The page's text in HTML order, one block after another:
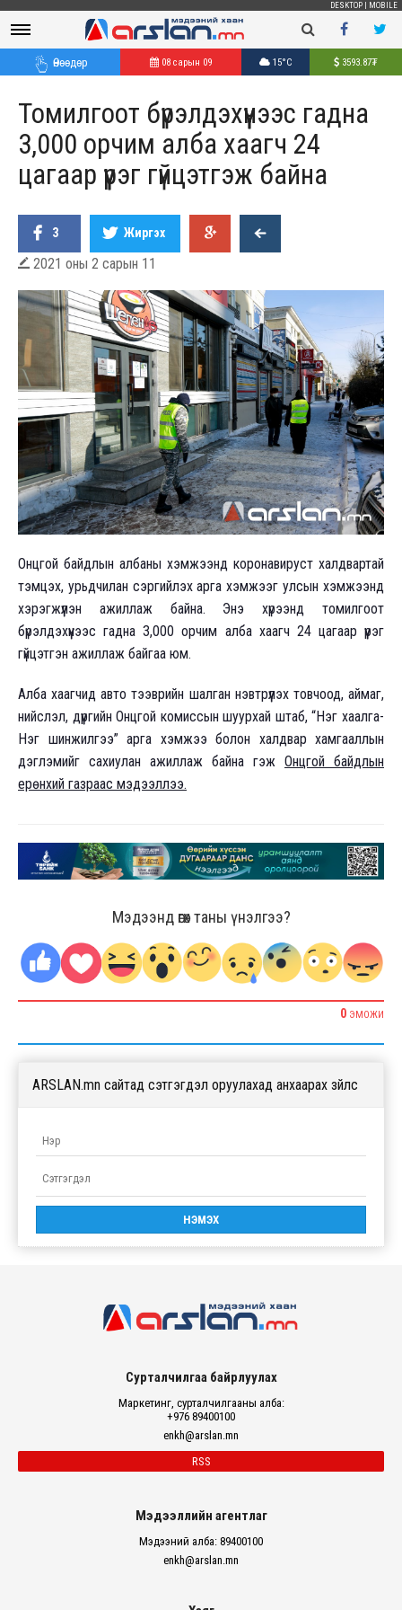
DESKTOP MOBILE
Өнөөдөр 08 сарын 09 15°C 3593.87₮
Томилгоот бүрэлдэхүүнээс гадна
3,000 орчим алба хаагч 24
цагаар үүрэг гүйцэтгэж байна
3 Жиргэх
 2021 оны 2 сарын 11
Онцгой байдлын албаны хэмжээнд коронавируст халдвартай
тэмцэх, урьдчилан сэргийлэх арга хэмжээг улсын хэмжээнд
хэрэгжүүлэн ажиллаж байна. Энэ хүрээнд томилгоот
бүрэлдэхүүнээс гадна 3,000 орчим алба хаагч 24 цагаар үүрэг
гүйцэтгэн ажиллаж байгаа юм.
Алба хаагчид авто тээврийн шалган нэвтрүүлэх товчоод, аймаг,
нийслэл, дүүргийн Онцгой комиссын шуурхай штаб, “Нэг хаалга-
Нэг шинжилгээ” арга хэмжээ болон халдвар хамгааллын
дэглэмийг сахиулан ажиллаж байна гэж Онцгой байдлын
ерөнхий газраас мэдээллээ.
Мэдээнд өгөх таны үнэлгээ?
0 ЭМОЖИ
ARSLAN.mn сайтад сэтгэгдэл оруулахад анхаарах зүйлс
Сурталчилгаа байрлуулах
Маркетинг, сурталчилгааны алба:
+976 89400100
enkh@arslan.mn
RSS
Мэдээллийн агентлаг
Мэдээний алба: 89400100
enkh@arslan.mn